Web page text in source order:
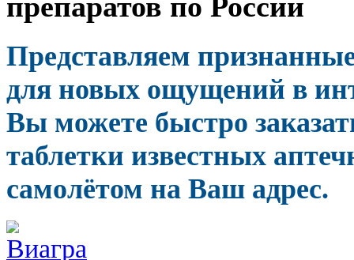
Представляем
для новых ощущений в
Вы можете быстро
таблетки известных
самолётом на Ваш адрес.